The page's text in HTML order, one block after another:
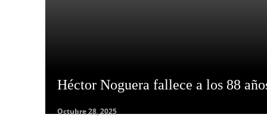
Héctor Noguera fallece a los 88
Octubre 28, 2025